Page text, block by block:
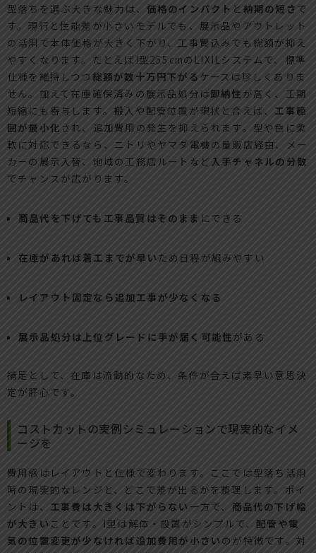
型落ちを選ぶ大きな魅力は、 価格のインパクト と 納期の短さ で
す。現行と性能差が小さいモデルでも、展示品やアウトレット
の活用で本体価格が大きく下がり、工事費込みでも総額が抑え
やすくなります。たとえばI型255cmのLIXILシステムで、標準
仕様を維持しつつ 総額が数十万円下がる ケースは珍しくありま
せん。加えて在庫確保済みの展示品処分は即納性 が高く、工期
短縮にも寄与します。搬入や配管位置が現状と合えば、 工事範
囲が最小化 され、追加費用の発生を抑えられます。型や色に柔
軟に対応できるなら、ニトリやヤマダ電機の量販店経由、メー
カーの展示入替、地域の工務店ルートなど 入手チャネルの分散
でチャンスが広がります。
商品代を下げても工事品質はそのまま にできる
在庫があれば着工までが早い ため日程が組みやすい
レイアウト固定なら追加工事が少なくなる
展示品処分は上位グレードに手が届く可能性がある
補足として、在庫は流動的なため、条件が合えば素早い意思決
定が肝心です。
コストカットの実例シミュレーションで現実的なイメ
ージを
費用感はレイアウトと仕様で変わります。ここでは型落ち活用
時の現実的なレンジと、どこで差が出るかを整理します。ポイ
ントは、 工事費は大きくは下がらない 一方で、 商品代の下げ幅
が大きい ことです。I型は解体・設置がシンプルで、配管や電
気の位置変更が少なければ追加費用が小さい のが特徴です。対